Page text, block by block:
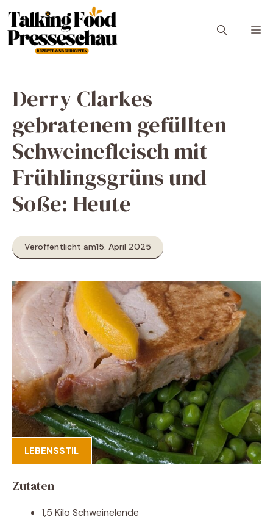
Inhalt
springen
Derry Clarkes
gebratenem gefüllten
Schweinefleisch mit
Frühlingsgrüns und
Soße: Heute
Veröffentlicht am15. April 2025
LEBENSSTIL
Zutaten
1,5 Kilo Schweinelende